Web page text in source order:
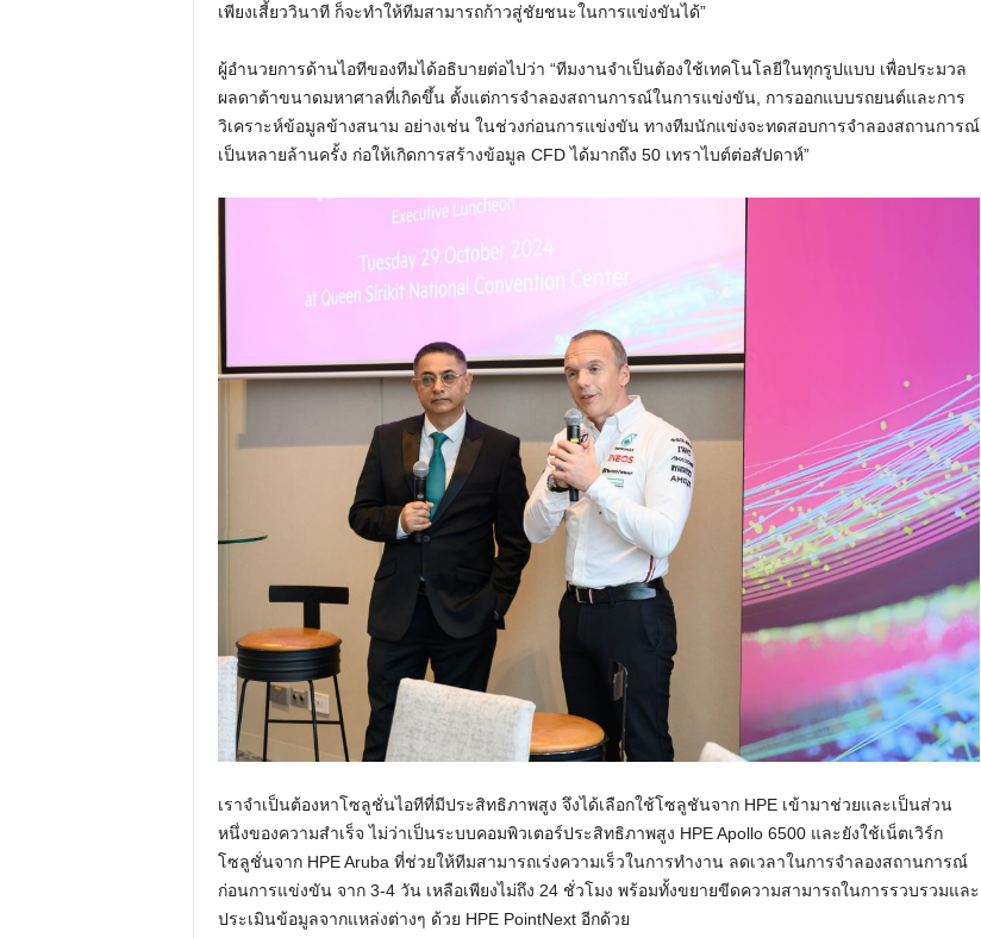
เพียงเสี้ยววินาที ก็จะทำให้ทีมสามารถก้าวสู่ชัยชนะในการแข่งขันได้”
ผู้อำนวยการด้านไอทีของทีมได้อธิบายต่อไปว่า “ทีมงานจำเป็นต้องใช้เทคโนโลยีในทุกรูปแบบ เพื่อประมวล
ผลดาต้าขนาดมหาศาลที่เกิดขึ้น ตั้งแต่การจำลองสถานการณ์ในการแข่งขัน, การออกแบบรถยนต์และการ
วิเคราะห์ข้อมูลข้างสนาม อย่างเช่น ในช่วงก่อนการแข่งขัน ทางทีมนักแข่งจะทดสอบการจำลองสถานการณ์
เป็นหลายล้านครั้ง ก่อให้เกิดการสร้างข้อมูล CFD ได้มากถึง 50 เทราไบต์ต่อสัปดาห์”
เราจำเป็นต้องหาโซลูชั่นไอทีที่มีประสิทธิภาพสูง จึงได้เลือกใช้โซลูชันจาก HPE เข้ามาช่วยและเป็นส่วน
หนึ่งของความสำเร็จ ไม่ว่าเป็นระบบคอมพิวเตอร์ประสิทธิภาพสูง HPE Apollo 6500 และยังใช้เน็ตเวิร์ก
โซลูชั่นจาก HPE Aruba ที่ช่วยให้ทีมสามารถเร่งความเร็วในการทำงาน ลดเวลาในการจำลองสถานการณ์
ก่อนการแข่งขัน จาก 3-4 วัน เหลือเพียงไม่ถึง 24 ชั่วโมง พร้อมทั้งขยายขีดความสามารถในการรวบรวมและ
ประเมินข้อมูลจากแหล่งต่างๆ ด้วย HPE PointNext อีกด้วย